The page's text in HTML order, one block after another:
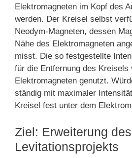
Elektromagneten im Kopf des
werden. Der Kreisel selbst
Neodym-Magneten, dessen
Nähe des Elektromagneten
misst. Die so festgestellte
für die Entfernung des Kreisels
Elektromagneten genutzt.
ständig mit maximaler
Kreisel fest unter dem
Ziel: Erweiterung des
Levitationsprojekts